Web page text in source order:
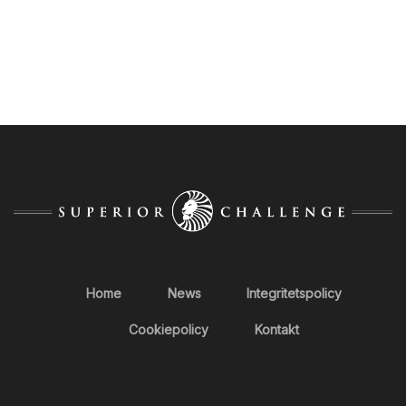
Home News Integritetspolicy
Cookiepolicy Kontakt